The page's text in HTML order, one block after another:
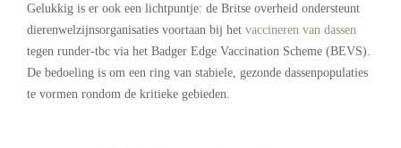
Gelukkig is er ook een lichtpuntje: de Britse overheid ondersteunt
dierenwelzijnsorganisaties voortaan bij het vaccineren van dassen
tegen runder-tbc via het Badger Edge Vaccination Scheme (BEVS).
De bedoeling is om een ring van stabiele, gezonde dassenpopulaties
te vormen rondom de kritieke gebieden.